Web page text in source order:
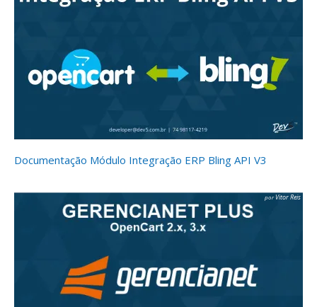
Documentação Módulo Integração ERP Bling API V3
Vitor Reis